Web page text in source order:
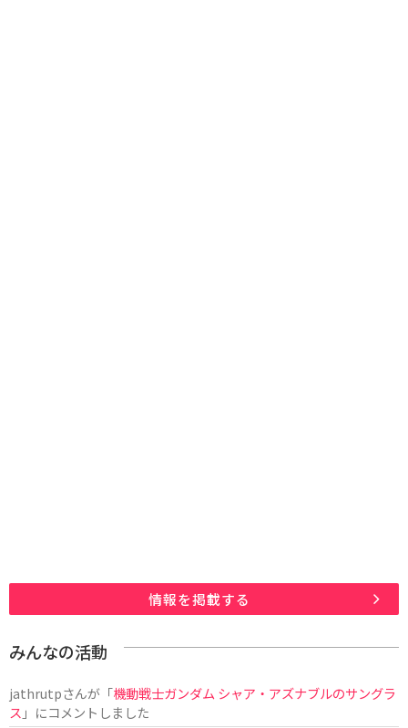
情報を掲載する
みんなの活動
jathrutpさんが「機動戦士ガンダム シャア・アズナブルのサングラ
ス 」にコメントしました